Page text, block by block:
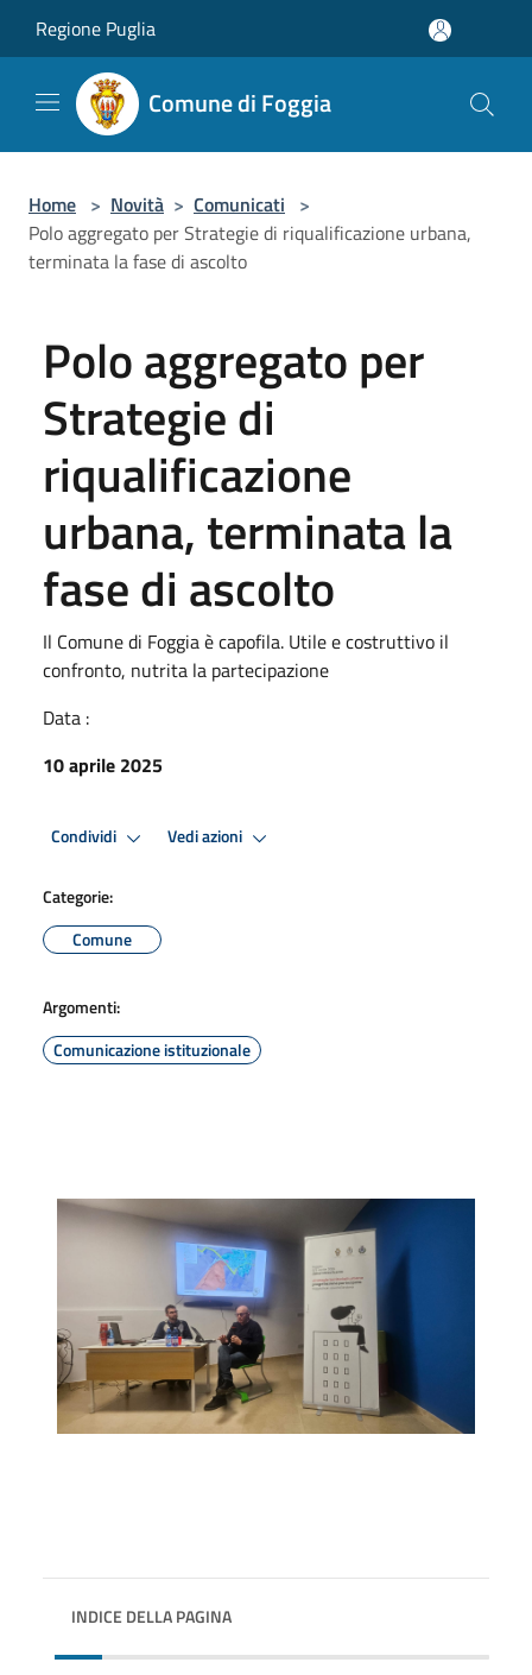
Regione Puglia
Comune di Foggia
Home > Novità > Comunicati >
Polo aggregato per Strategie di riqualificazione urbana,
terminata la fase di ascolto
Polo aggregato per
Strategie di
riqualificazione
urbana, terminata la
fase di ascolto
Il Comune di Foggia è capofila. Utile e costruttivo il
confronto, nutrita la partecipazione
Data :
10 aprile 2025
Condividi Vedi azioni
Categorie:
Comune
Argomenti:
Comunicazione istituzionale
INDICE DELLA PAGINA